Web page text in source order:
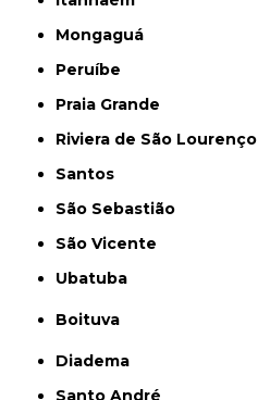
Mongaguá
Peruíbe
Praia Grande
Riviera de São Lourenço
Santos
São Sebastião
São Vicente
Ubatuba
Boituva
Diadema
Santo André